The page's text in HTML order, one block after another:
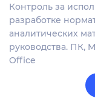
Контроль за
разработке
аналитических
руководства. ПК,
Office